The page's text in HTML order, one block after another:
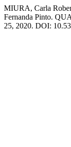
MIURA, Carla
Fernanda Pinto.
25, 2020. DOI: